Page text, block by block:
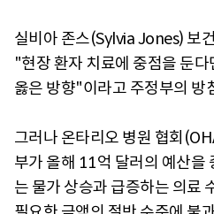
실비아 존스(Sylvia Jones) 보
"현장 환자 치료에 중점을 둔
옳은 방향"이라고 주정부의 방
그러나 온타리오 병원 협회
부가 올해 11억 달러의 예산을
는 물가 상승과 급증하는 의료